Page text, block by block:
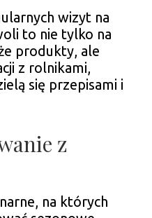
wizyt na
to nie tylko na
produkty, ale
z rolnikami,
się przepisami i
z
na których